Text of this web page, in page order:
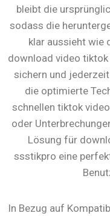
bleibt die
sodass die
klar aussieht wie
download video
sichern und
die optimierte
schnellen tiktok
oder
Lösung für
ssstikpro eine
In Bezug auf